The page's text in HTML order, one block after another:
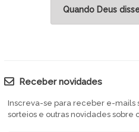
Quando Deus
Receber novidades
Inscreva-se para receber e-mails
sorteios e outras novidades sobre